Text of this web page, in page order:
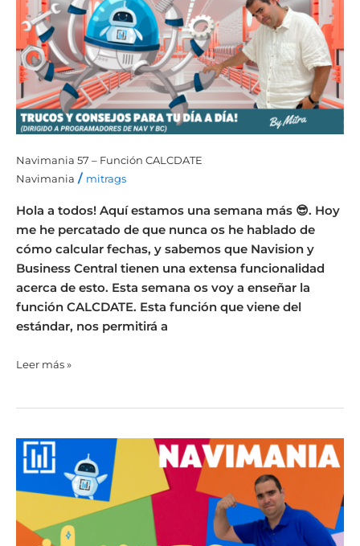
Navimania 57 – Función CALCDATE
Navimania / mitrags
Hola a todos! Aquí estamos una semana más 😎. Hoy
me he percatado de que nunca os he hablado de
cómo calcular fechas, y sabemos que Navision y
Business Central tienen una extensa funcionalidad
acerca de esto. Esta semana os voy a enseñar la
función CALCDATE. Esta función que viene del
estándar, nos permitirá a
Función
CALCDATE
Leer más »
Navimania
56
conjuntamente